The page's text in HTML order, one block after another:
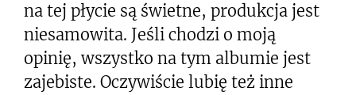
na tej płycie są świetne, produkcja jest
niesamowita. Jeśli chodzi o moją
opinię, wszystko na tym albumie jest
zajebiste. Oczywiście lubię też inne